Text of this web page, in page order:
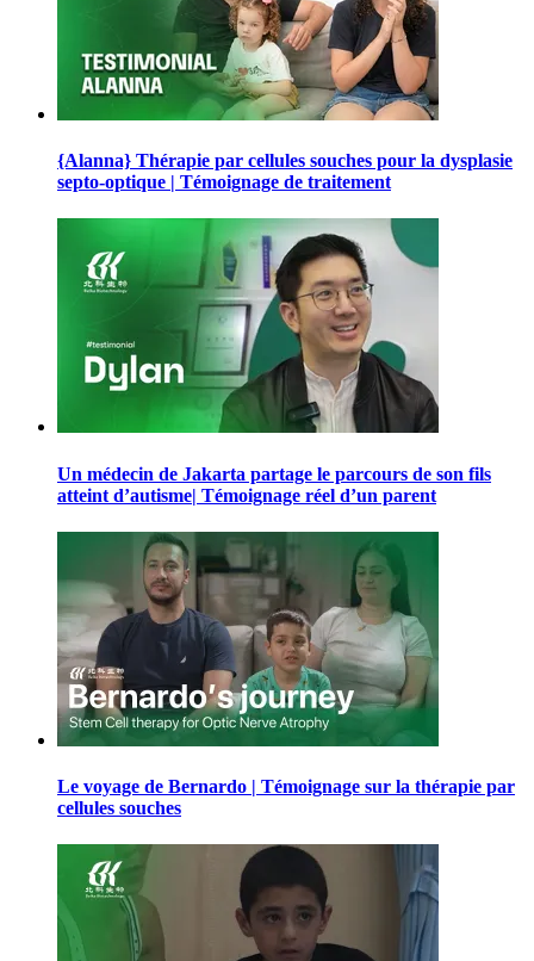
{Alanna} Thérapie par cellules souches pour la dysplasie
septo-optique | Témoignage de traitement
Un médecin de Jakarta partage le parcours de son fils
atteint d’autisme| Témoignage réel d’un parent
Le voyage de Bernardo | Témoignage sur la thérapie par
cellules souches